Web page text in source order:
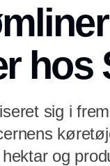
hos
sig i
og